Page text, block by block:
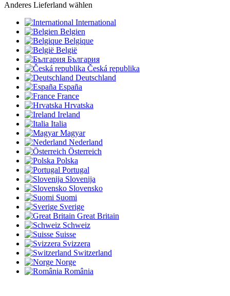
Anderes Lieferland wählen
International
Belgien
Belgique
België
България
Česká republika
Deutschland
España
France
Hrvatska
Ireland
Italia
Magyar
Nederland
Österreich
Polska
Portugal
Slovenija
Slovensko
Suomi
Sverige
Great Britain
Schweiz
Suisse
Svizzera
Switzerland
Norge
România